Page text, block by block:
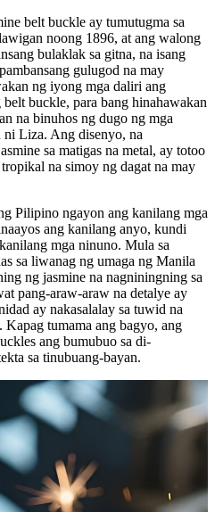
belt buckle ay tumutugma sa
noong 1896, at ang walong
bulaklak sa gitna, na isang
gulugod na may
ng iyong mga daliri ang
buckle, para bang hinahawakan
na binuhos ng dugo ng mga
ni Liza. Ang disenyo, na
sa matigas na metal, ay totoo
na simoy ng dagat na may
Pilipino ngayon ang kanilang mga
ang kanilang anyo, kundi
mga ninuno. Mula sa
sa liwanag ng umaga ng Manila
ng jasmine na nagniningning sa
pang-araw-araw na detalye ay
ay nakasalalay sa tuwid na
tumama ang bagyo, ang
ang bumubuo sa di-
sa tinubuang-bayan.